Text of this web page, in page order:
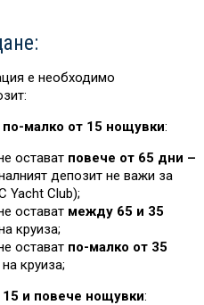
е необходимо
по-малко от 15 нощувки:
остават повече от 65 дни –
депозит не важи за
Yacht Club);
остават между 65 и 35
круиза;
остават по-малко от 35
круиза;
15 и повече нощувки: